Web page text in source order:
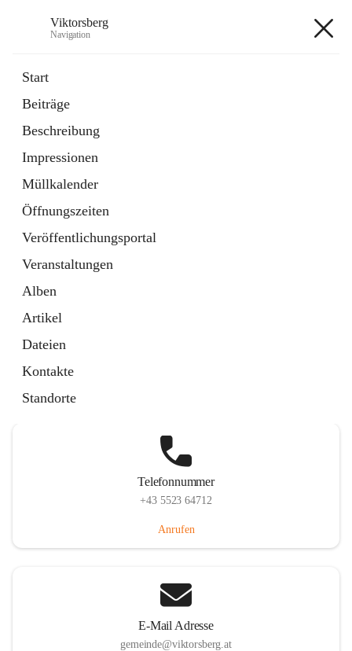
Viktorsberg
Navigation
Start
Beiträge
Beschreibung
Impressionen
Müllkalender
Öffnungszeiten
Veröffentlichungsportal
Veranstaltungen
Alben
Artikel
Dateien
Kontakte
Standorte
1 Schnellzugriff
Bürgerservice
10 Schnellzugriffe
Telefonnummer
+43 5523 64712
Anrufen
E-Mail Adresse
gemeinde@viktorsberg.at